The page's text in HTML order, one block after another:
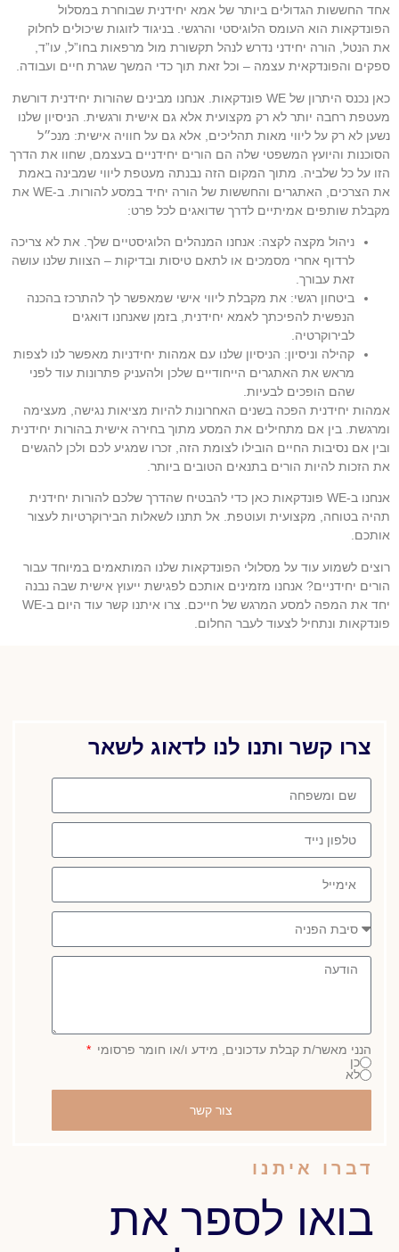
אחד החששות הגדולים ביותר של אמא יחידנית שבוחרת במסלול
הפונדקאות הוא העומס הלוגיסטי והרגשי. בניגוד לזוגות שיכולים לחלוק
את הנטל, הורה יחידני נדרש לנהל תקשורת מול מרפאות בחו”ל, עו”ד,
ספקים והפונדקאית עצמה – וכל זאת תוך כדי המשך שגרת חיים ועבודה.
כאן נכנס היתרון של WE פונדקאות. אנחנו מבינים שהורות יחידנית דורשת
מעטפת רחבה יותר לא רק מקצועית אלא גם אישית ורגשית. הניסיון שלנו
נשען לא רק על ליווי מאות תהליכים, אלא גם על חוויה אישית: מנכ״ל
הסוכנות והיועץ המשפטי שלה הם הורים יחידניים בעצמם, שחוו את הדרך
הזו על כל שלביה. מתוך המקום הזה נבנתה מעטפת ליווי שמבינה באמת
את הצרכים, האתגרים והחששות של הורה יחיד במסע להורות. ב-WE את
מקבלת שותפים אמיתיים לדרך שדואגים לכל פרט:
ניהול מקצה לקצה: אנחנו המנהלים הלוגיסטיים שלך. את לא צריכה
לרדוף אחרי מסמכים או לתאם טיסות ובדיקות – הצוות שלנו עושה
זאת עבורך.
ביטחון רגשי: את מקבלת ליווי אישי שמאפשר לך להתרכז בהכנה
הנפשית להפיכתך לאמא יחידנית, בזמן שאנחנו דואגים
לבירוקרטיה.
קהילה וניסיון: הניסיון שלנו עם אמהות יחידניות מאפשר לנו לצפות
מראש את האתגרים הייחודיים שלכן ולהעניק פתרונות עוד לפני
שהם הופכים לבעיות.
אמהות יחידנית הפכה בשנים האחרונות להיות מציאות נגישה, מעצימה
ומרגשת. בין אם מתחילים את המסע מתוך בחירה אישית בהורות יחידנית
ובין אם נסיבות החיים הובילו לצומת הזה, זכרו שמגיע לכם ולכן להגשים
את הזכות להיות הורים בתנאים הטובים ביותר.
אנחנו ב-WE פונדקאות כאן כדי להבטיח שהדרך שלכם להורות יחידנית
תהיה בטוחה, מקצועית ועוטפת. אל תתנו לשאלות הבירוקרטיות לעצור
אותכם.
רוצים לשמוע עוד על מסלולי הפונדקאות שלנו המותאמים במיוחד עבור
הורים יחידניים? אנחנו מזמינים אותכם לפגישת ייעוץ אישית שבה נבנה
יחד את המפה למסע המרגש של חייכם. צרו איתנו קשר עוד היום ב-WE
פונדקאות ונתחיל לצעוד לעבר החלום.
דברו איתנו
בואו לספר את
צרו קשר ותנו לנו לדאוג לשאר
הנני מאשר/ת קבלת עדכונים, מידע ו/או חומר פרסומי
כן
לא
צור קשר